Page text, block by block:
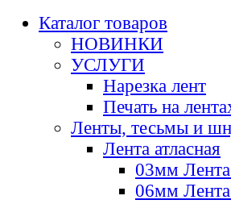
Каталог товаров
НОВИНКИ
УСЛУГИ
Нарезка лент
Печать на
Ленты, тесьмы и
Лента атласная
03мм Лента
06мм Лента